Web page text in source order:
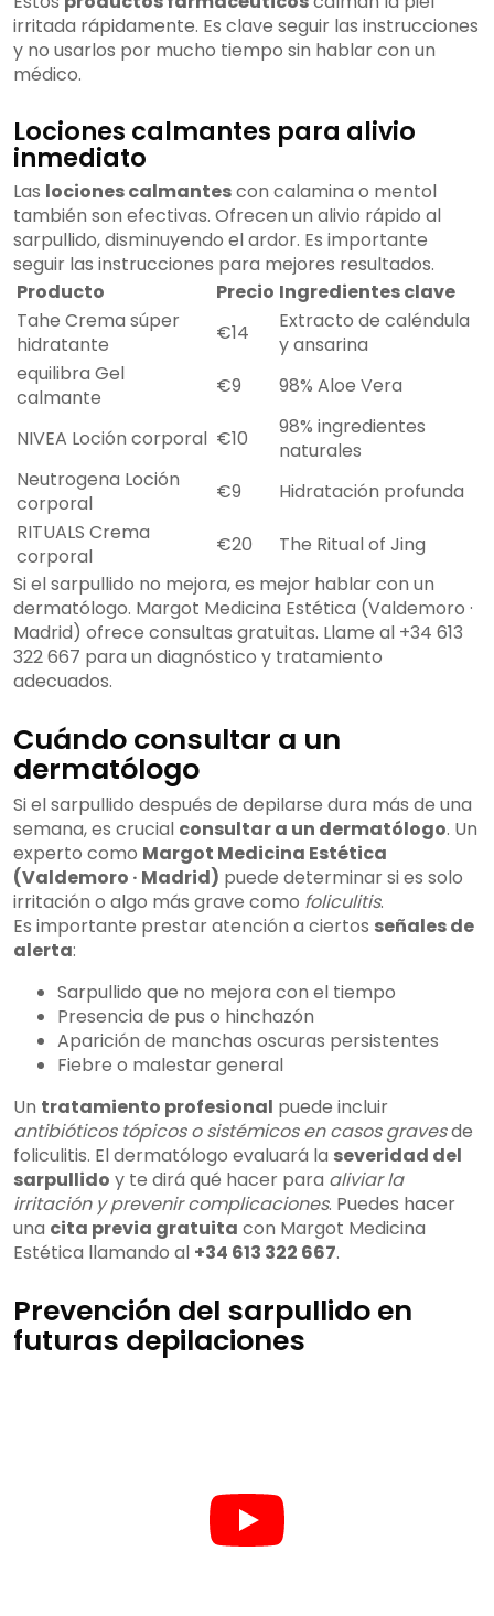
irritada rápidamente. Es clave seguir las instrucciones
y no usarlos por mucho tiempo sin hablar con un
médico.
Lociones calmantes para alivio
inmediato
Las lociones calmantescon calamina o mentol
también son efectivas. Ofrecen un alivio rápido al
sarpullido, disminuyendo el ardor. Es importante
seguir las instrucciones para mejores resultados.
Producto
Precio Ingredientes clave
Tahe Crema súper
hidratante
€14
Extracto de caléndula
y ansarina
equilibra Gel
calmante
€9 98% Aloe Vera
NIVEA Loción corporal €10
98% ingredientes
naturales
Neutrogena Loción
corporal
€9
Hidratación profunda
RITUALS Crema
corporal
€20
The Ritual of Jing
Si el sarpullido no mejora, es mejor hablar con un
dermatólogo. Margot Medicina Estética (Valdemoro ·
Madrid) ofrece consultas gratuitas. Llame al +34 613
322 667 para un diagnóstico y tratamiento
adecuados.
Cuándo consultar a un
dermatólogo
Si el sarpullido después de depilarse dura más de una
semana, es crucial consultar a un dermatólogo. Un
experto como Margot Medicina Estética
(Valdemoro · Madrid) puede determinar si es solo
irritación o algo más grave como foliculitis.
Es importante prestar atención a ciertos señales de
alerta:
Sarpullido que no mejora con el tiempo
Presencia de pus o hinchazón
Aparición de manchas oscuras persistentes
Fiebre o malestar general
Un tratamiento profesional puede incluir
antibióticos tópicos o sistémicos en casos gravesde
foliculitis. El dermatólogo evaluará la severidad del
sarpullido y te dirá qué hacer para aliviar la
irritación y prevenir complicaciones. Puedes hacer
una cita previa gratuita con Margot Medicina
Estética llamando al +34 613 322 667.
Prevención del sarpullido en
futuras depilaciones